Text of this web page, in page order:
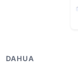
DAHUA